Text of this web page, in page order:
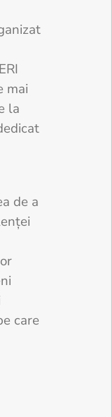
mai
la
de a
care